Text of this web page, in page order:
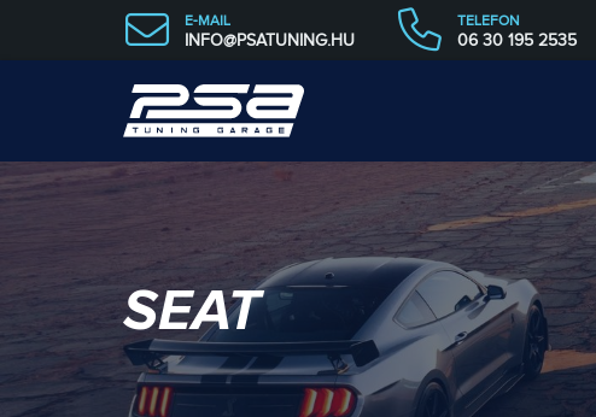
E-MAIL
INFO@PSATUNING.HU
TELEFON
06 30 195 2535
SEAT